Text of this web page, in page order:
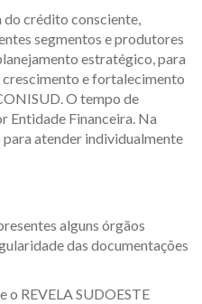
do crédito consciente,
segmentos e produtores
estratégico, para
crescimento e fortalecimento
O tempo de
Entidade Financeira. Na
atender individualmente
alguns órgãos
das documentações
o REVELA SUDOESTE